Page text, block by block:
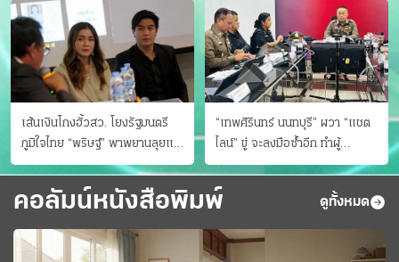
เส้นเงินโกงฮั้วสว. โยงรัฐมนตรี
ภูมิใจไทย “พริษฐ์” พาพยานลุยแฉ
มีโอนให้คนกกต.ด้วย
“เทพศิรินทร์ นนทบุรี” ผวา “แชต
ไลน์” ขู่ จะลงมือซ้ำอีก ทําผู้
ปกครองแตกตื่นแจ้งตำรวจ
คอลัมน์หนังสือพิมพ์ ดูทั้งหมด